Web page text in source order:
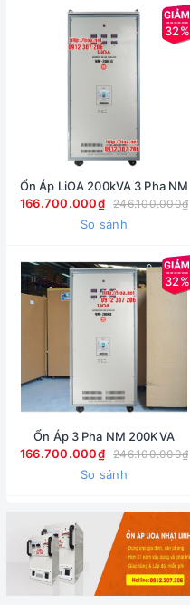
32%
Ổn Áp LiOA 200kVA 3 Pha NM
166.700.000₫
246.100.000₫
So sánh
32%
Ổn Áp 3 Pha NM 200KVA
166.700.000₫
246.100.000₫
So sánh